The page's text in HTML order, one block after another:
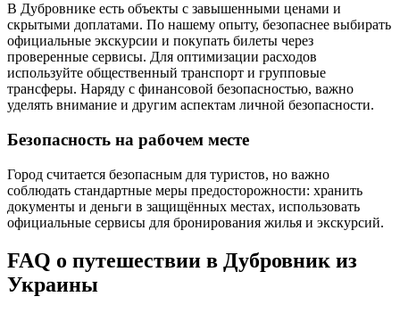
В Дубровнике есть объекты с завышенными ценами и
скрытыми доплатами. По нашему опыту, безопаснее выбирать
официальные экскурсии и покупать билеты через
проверенные сервисы. Для оптимизации расходов
используйте общественный транспорт и групповые
трансферы. Наряду с финансовой безопасностью, важно
уделять внимание и другим аспектам личной безопасности.
Безопасность на рабочем месте
Город считается безопасным для туристов, но важно
соблюдать стандартные меры предосторожности: хранить
документы и деньги в защищённых местах, использовать
официальные сервисы для бронирования жилья и экскурсий.
FAQ о путешествии в Дубровник из
Украины